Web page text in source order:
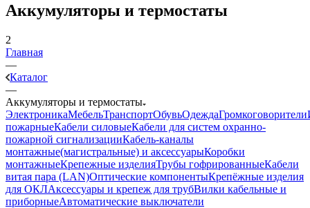
Аккумуляторы и термостаты
2
Главная
—
Каталог
—
Аккумуляторы и термостаты
ЭлектроникаМебельТранспортОбувьОдеждаГромкоговорители
пожарныеКабели силовыеКабели для систем охранно-
пожарной сигнализацииКабель-каналы
монтажные(магистральные) и аксессуарыКоробки
монтажныеКрепежные изделияТрубы гофрированныеКабели
витая пара (LAN)Оптические компонентыКрепёжные изделия
для ОКЛАксессуары и крепеж для трубВилки кабельные и
приборныеАвтоматические выключатели